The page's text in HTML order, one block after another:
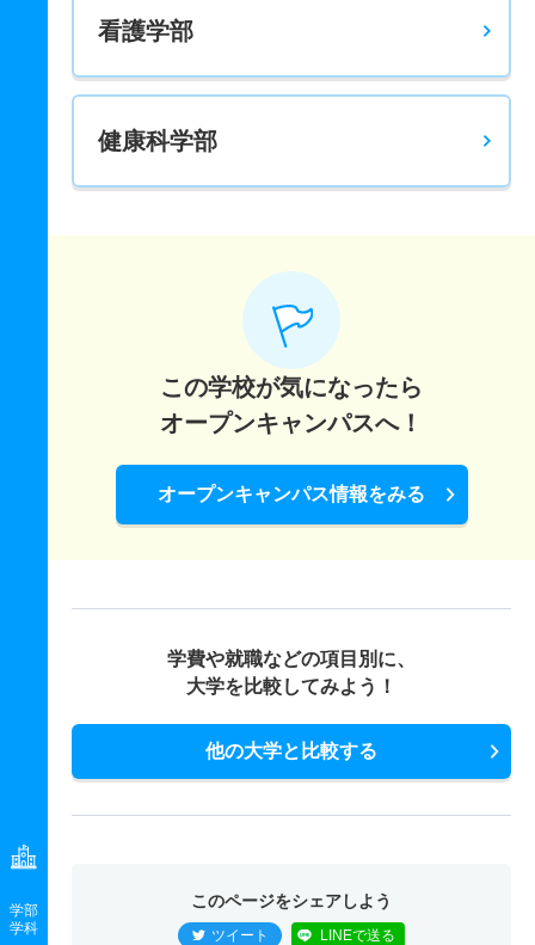
学部
学科
看護学部
健康科学部
この学校が気になったら
オープンキャンパスへ！
オープンキャンパス情報をみる
学費や就職などの項目別に、
大学を比較してみよう！
他の大学と比較する
このページをシェアしよう
ツイート LINEで送る